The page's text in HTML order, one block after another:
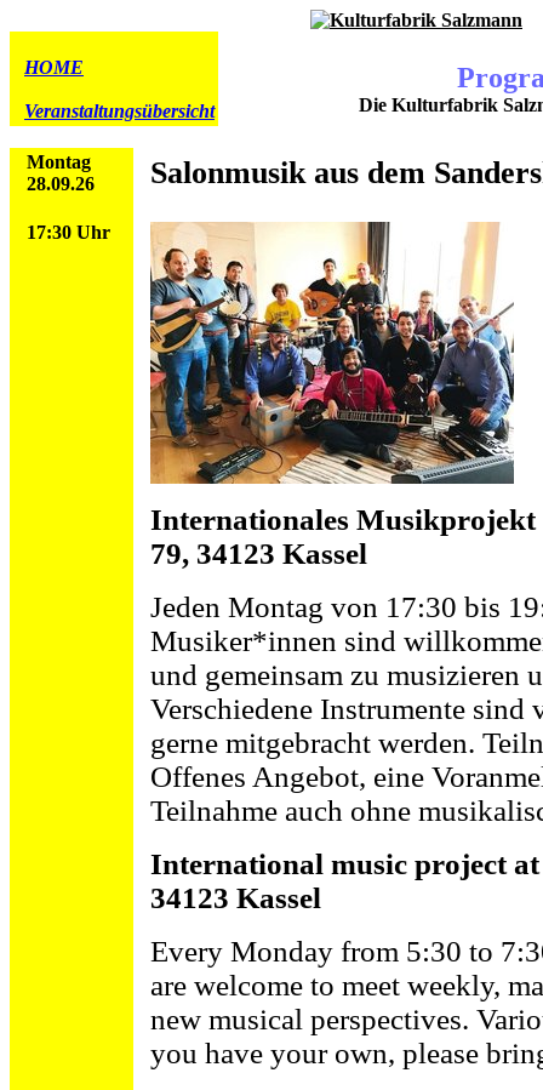
HOME
Veranstaltungsübersicht Die Kulturfabrik
Montag
28.09.26
Salonmusik aus dem
17:30 Uhr
Internationales Musikprojekt
79, 34123 Kassel
Jeden Montag von 17:30 bis
Musiker*innen sind
und gemeinsam zu musizieren
Verschiedene Instrumente sind
gerne mitgebracht werden.
Offenes Angebot, eine
Teilnahme auch ohne
International music project at
34123 Kassel
Every Monday from 5:30 to
are welcome to meet weekly,
new musical perspectives.
you have your own, please